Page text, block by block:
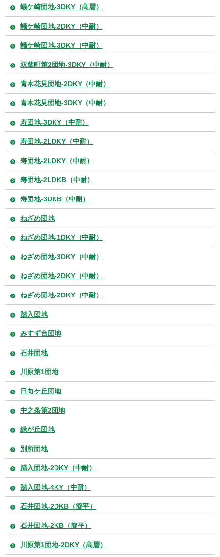
蟻ケ崎団地-3DKY（高層）
蟻ケ崎団地-2DKY（中耐）
蟻ケ崎団地-3DKY（中耐）
双葉町第2団地-3DKY（中耐）
青木花見団地-2DKY（中耐）
青木花見団地-3DKY（中耐）
寿団地-3DKY（中耐）
寿団地-2LDKY（中耐）
寿団地-2LDKY（中耐）
寿団地-2LDKB（中耐）
寿団地-3DKB（中耐）
ねざめ団地
ねざめ団地-1DKY（中耐）
ねざめ団地-3DKY（中耐）
ねざめ団地-2DKY（中耐）
ねざめ団地-2DKY（中耐）
踏入団地
みすず台団地
石井団地
川原第1団地
日向ケ丘団地
中之条第2団地
緑が丘団地
別所団地
踏入団地-2DKY（中耐）
踏入団地-4KY（中耐）
石井団地-2DKB（簡平）
石井団地-2KB（簡平）
川原第1団地-2DKY（高層）